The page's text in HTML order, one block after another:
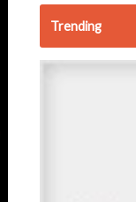
Trending